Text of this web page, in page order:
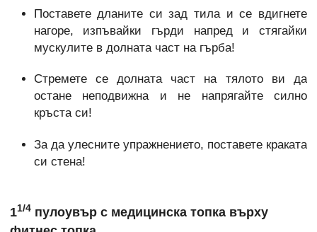
Поставете дланите си зад тила и се вдигнете
нагоре, изпъвайки гърди напред и стягайки
мускулите в долната част на гърба!
Стремете се долната част на тялото ви да
остане неподвижна и не напрягайте силно
кръста си!
За да улесните упражнението, поставете краката
си стена!
11/4 пулоувър с медицинска топка върху